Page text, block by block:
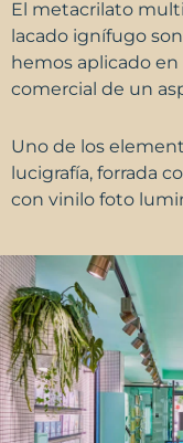
El metacrilato
lacado ignífugo
hemos aplicado
comercial de un
Uno de los
lucigrafía, forrada
con vinilo foto